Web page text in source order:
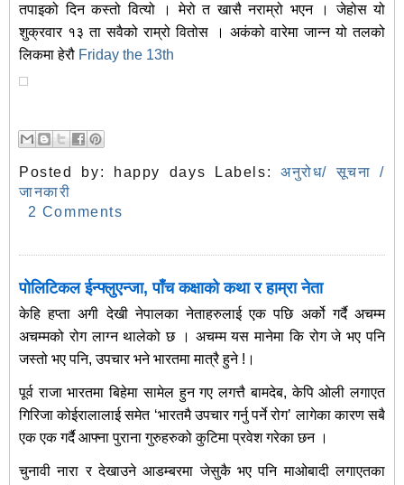
तपाइको दिन कस्तो वित्यो । मेरो त खासै नराम्रो भएन । जेहोस यो
शुक्रवार १३ ता सवैको राम्रो वितोस । अकंको वारेमा जान्न यो तलको
लिकमा हेरौ Friday the 13th
Posted by: happy days Labels: अनुरोध/ सूचना /
जानकारी
2 Comments
पोलिटिकल ईन्फ्लुएन्जा, पाँच कक्षाको कथा र हाम्रा नेता
केहि हप्ता अगी देखी नेपालका नेताहरुलाई एक पछि अर्को गर्दै अचम्म
अचम्मको रोग लाग्न थालेको छ । अचम्म यस मानेमा कि रोग जे भए पनि
जस्तो भए पनि, उपचार भने भारतमा मात्रै हुने !।
पूर्व राजा भारतमा बिहेमा सामेल हुन गए लगत्तै बामदेब, केपि ओली लगाएत
गिरिजा कोईरालालाई समेत ‘भारतमै उपचार गर्नु पर्ने रोग’ लागेका कारण सबै
एक एक गर्दै आफ्ना पुराना गुरुहरुको कुटिमा प्रवेश गरेका छन ।
चुनावी नारा र देखाउने आडम्बरमा जेसुकै भए पनि माओबादी लगाएतका